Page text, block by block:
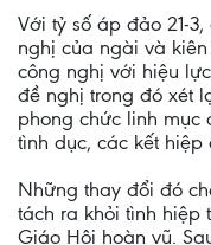
Với tỷ số áp đảo 21-
nghị của ngài và
công nghị với hiệu
đề nghị trong đó xét
phong chức linh mục
tình dục, các kết
Những thay đổi đó
tách ra khỏi tình
Giáo Hội hoàn vũ.